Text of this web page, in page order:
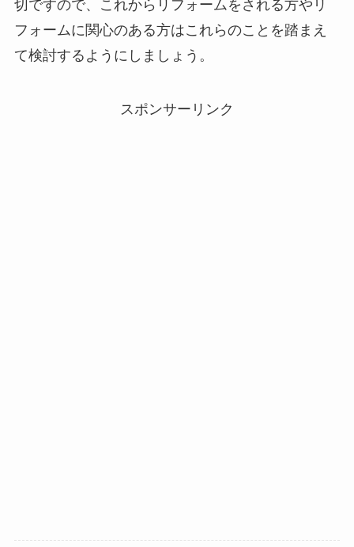
切ですので、これからリフォームをされる方やリ
フォームに関心のある方はこれらのことを踏まえ
て検討するようにしましょう。
スポンサーリンク